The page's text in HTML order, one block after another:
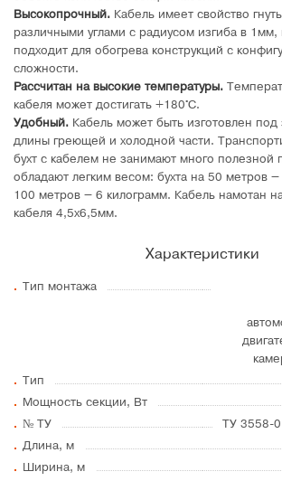
Высокопрочный. Кабель имеет свойство
различными углами с радиусом изгиба в 1мм,
подходит для обогрева конструкций с
сложности.
Рассчитан на высокие температуры.
кабеля может достигать +180°C.
Удобный. Кабель может быть изготовлен под
длины греющей и холодной части.
бухт с кабелем не занимают много полезной
обладают легким весом: бухта на 50 метров
100 метров – 6 килограмм. Кабель намотан
кабеля 4,5х6,5мм.
Характеристики
Тип монтажа
Тип
Мощность секции, Вт
№ ТУ
ТУ 3558-
Длина, м
Ширина, м